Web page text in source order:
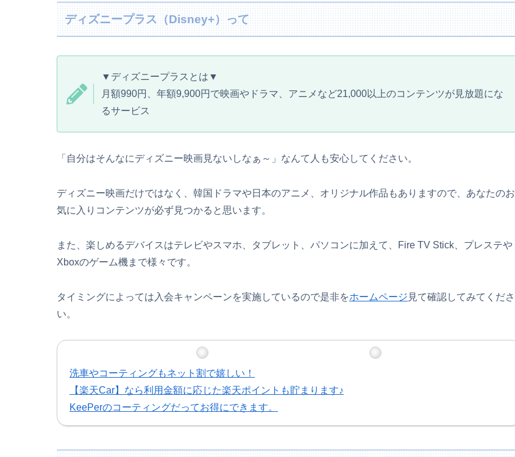
ディズニープラス（Disney+）って
▼ディズニープラスとは▼
月額990円、年額9,900円で映画やドラマ、アニメなど21,000以上のコンテンツが見放題にな
るサービス
「自分はそんなにディズニー映画見ないしなぁ～」なんて人も安心してください。
ディズニー映画だけではなく、韓国ドラマや日本のアニメ、オリジナル作品もありますので、あなたのお
気に入りコンテンツが必ず見つかると思います。
また、楽しめるデバイスはテレビやスマホ、タブレット、パソコンに加えて、Fire TV Stick、プレステや
Xboxのゲーム機まで様々です。
タイミングによっては入会キャンペーンを実施しているので是非をホームページ 見て確認してみてくださ
い。
洗車やコーティングもネット割で嬉しい！
【楽天Car】なら利用金額に応じた楽天ポイントも貯まります♪
KeePerのコーティングだってお得にできます。